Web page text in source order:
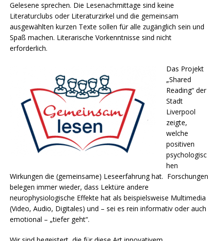
Gelesene sprechen. Die Lesenachmittage sind keine
Literaturclubs oder Literaturzirkel und die gemeinsam
ausgewählten kurzen Texte sollen für alle zugänglich sein und
Spaß machen. Literarische Vorkenntnisse sind nicht
erforderlich.
Das Projekt
„Shared
Reading“ der
Stadt
Liverpool
zeigte,
welche
positiven
psychologisc
hen
Wirkungen die (gemeinsame) Leseerfahrung hat. Forschungen
belegen immer wieder, dass Lektüre andere
neurophysiologische Effekte hat als beispielsweise Multimedia
(Video, Audio, Digitales) und – sei es rein informativ oder auch
emotional – „tiefer geht“.